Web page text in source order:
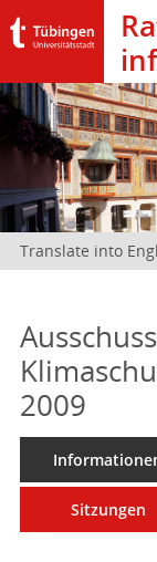
Translate into
2009
Sitzungen